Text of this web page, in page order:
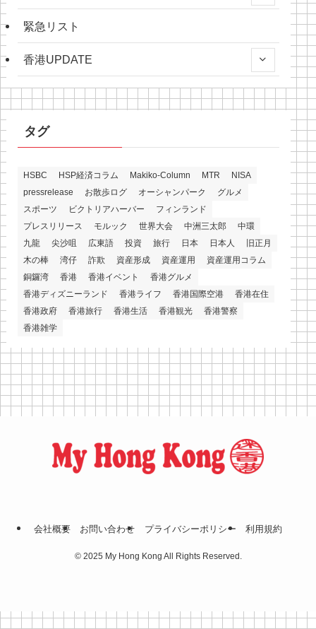
緊急リスト
香港UPDATE
タグ
HSBC HSP経済コラム Makiko-Column MTR
NISA
pressrelease
お散歩ログ オーシャンパーク
グルメ
スポーツ
ビクトリアハーバー
フィンランド
プレスリリース
モルック 世界大会 中洲三太郎
中環
九龍
尖沙咀 広東語 投資 旅行 日本 日本人
旧正月
木の棒
湾仔 詐欺 資産形成 資産運用
資産運用コラム
銅鑼湾
香港 香港イベント
香港グルメ
香港ディズニーランド
香港ライフ 香港国際空港
香港在住
香港政府
香港旅行 香港生活 香港観光
香港警察
香港雑学
会社概要 お問い合わせ プライバシーポリシー 利⽤規約
©2025 My Hong Kong All Rights Reserved.